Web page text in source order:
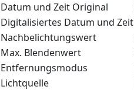
Datum und Zeit Original
Digitalisiertes Datum und Zeit
Nachbelichtungswert
Max. Blendenwert
Entfernungsmodus
Lichtquelle